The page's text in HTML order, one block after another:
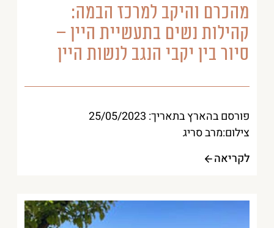
מהכרם והיקב למרכז הבמה:
קהילות נשים בתעשיית היין –
סיור בין יקבי הנגב לנשות היין
פורסם בהארץ בתאריך: 25/05/2023
צילום:מרב סריג
לקריאה